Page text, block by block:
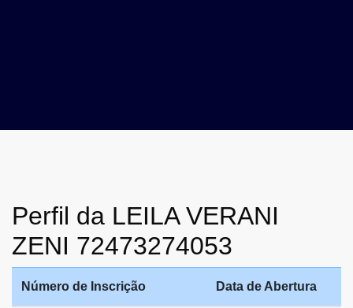
Perfil da LEILA VERANI
ZENI 72473274053
Número de Inscrição Data de Abertura